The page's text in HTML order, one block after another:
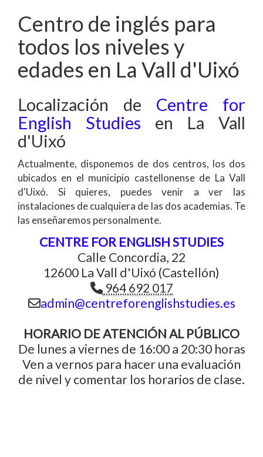
Centro de inglés para
todos los niveles y
edades en La Vall d'Uixó
Localización de Centre for
English Studies en La Vall
d'Uixó
Actualmente, disponemos de dos centros, los dos
ubicados en el municipio castellonense de La Vall
d'Uixó. Si quieres, puedes venir a ver las
instalaciones de cualquiera de las dos academias. Te
las enseñaremos personalmente.
CENTRE FOR ENGLISH STUDIES
Calle Concordia, 22
12600 La Vall d'Uixó (Castellón)
964 692 017
admin
centreforenglishstudies.es
HORARIO DE ATENCIÓN AL PÚBLICO
De lunes a viernes de 16:00 a 20:30 horas
Ven a vernos para hacer una evaluación
de nivel y comentar los horarios de clase.